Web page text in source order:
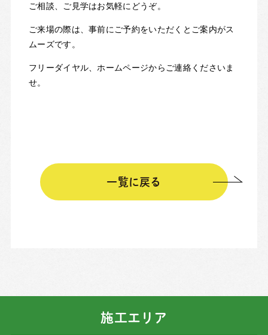
ご相談、ご見学はお気軽にどうぞ。
ご来場の際は、事前にご予約をいただくとご案内がス
ムーズです。
フリーダイヤル、ホームページからご連絡くださいま
せ。
一覧に戻る
施工エリア